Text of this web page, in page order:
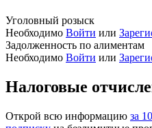
Уголовный розыск
Необходимо Войти или
Задолженность по алиментам
Необходимо Войти или
Налоговые
Открой всю информацию за